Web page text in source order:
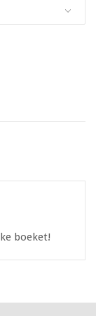
boeket!